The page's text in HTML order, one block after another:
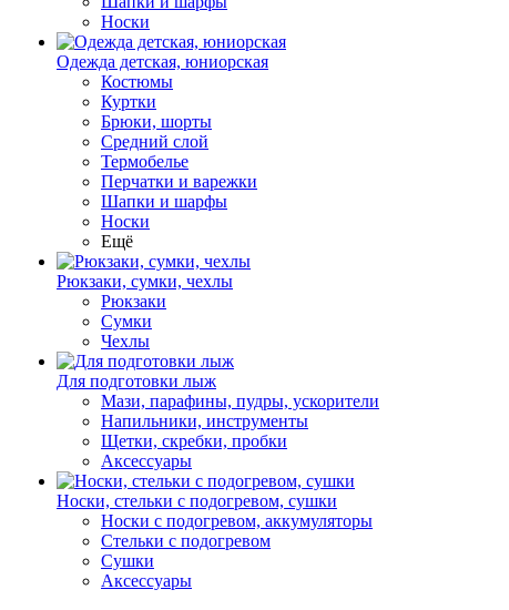
Носки
Одежда детская, юниорская
Костюмы
Куртки
Брюки, шорты
Средний слой
Термобелье
Перчатки и варежки
Шапки и шарфы
Носки
Ещё
Рюкзаки, сумки, чехлы
Рюкзаки
Сумки
Чехлы
Для подготовки лыж
Мази, парафины, пудры, ускорители
Напильники, инструменты
Щетки, скребки, пробки
Аксессуары
Носки, стельки с подогревом, сушки
Носки с подогревом, аккумуляторы
Стельки с подогревом
Сушки
Аксессуары